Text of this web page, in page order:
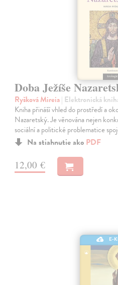
Doba Ježíše
Ryšková Mireia| Elektronická
Kniha přináší vhled do prostředí a
Nazaretský. Je věnována nejen
sociální a politické problematice
Na stiahnutie ako PDF
12,00 €
E-